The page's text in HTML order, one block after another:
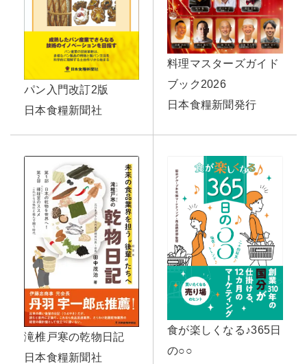
パン入門改訂2版
日本食糧新聞社
料理マスターズガイド
ブック2026
日本食糧新聞発行
滝椎戸寒の乾物日記
日本食糧新聞社
食が楽しくなる♪365日
の○○